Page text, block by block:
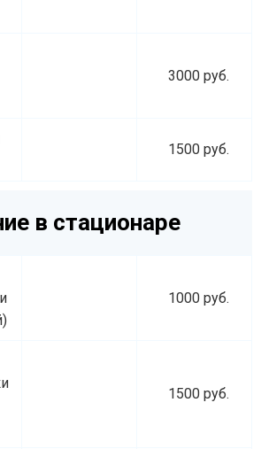
3000 руб.
1500 руб.
в стационаре
1000 руб.
1500 руб.